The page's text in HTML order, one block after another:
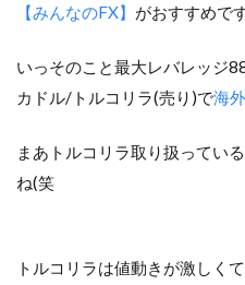
【みんなのFX】 がおすすめです
いっそのこと最大レバレッジ
カドル/トルコリラ(売り)で海
まあトルコリラ取り扱ってい
ね(笑
トルコリラは値動きが激しく